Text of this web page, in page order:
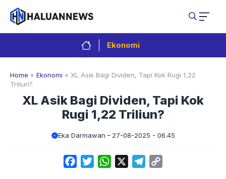
Langsung
isi
Ekonomi
Home » Ekonomi » XL Asik Bagi Dividen, Tapi Kok Rugi 1,22
Triliun?
XL Asik Bagi Dividen, Tapi Kok
Rugi 1,22 Triliun?
Eka Darmawan 27-08-2025 - 06.45
FacebookTwitterWhatsApp Telegram